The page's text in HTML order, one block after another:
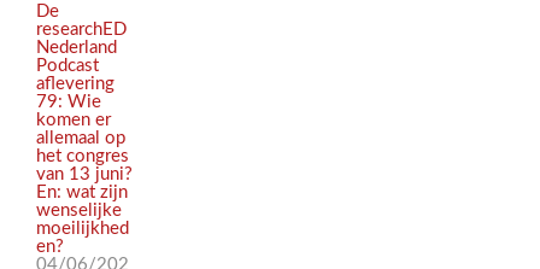
De
researchED
Nederland
Podcast
aflevering
79: Wie
komen er
allemaal op
het congres
van 13 juni?
En: wat zijn
wenselijke
moeilijkhed
en?
04/06/202